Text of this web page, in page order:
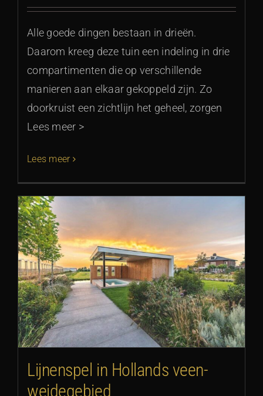
Alle goede dingen bestaan in drieën.
Daarom kreeg deze tuin een indeling in drie
compartimenten die op verschillende
manieren aan elkaar gekoppeld zijn. Zo
doorkruist een zichtlijn het geheel, zorgen
Lees meer >
Lees meer
Lijnenspel in Hollands veen-
weidegebied